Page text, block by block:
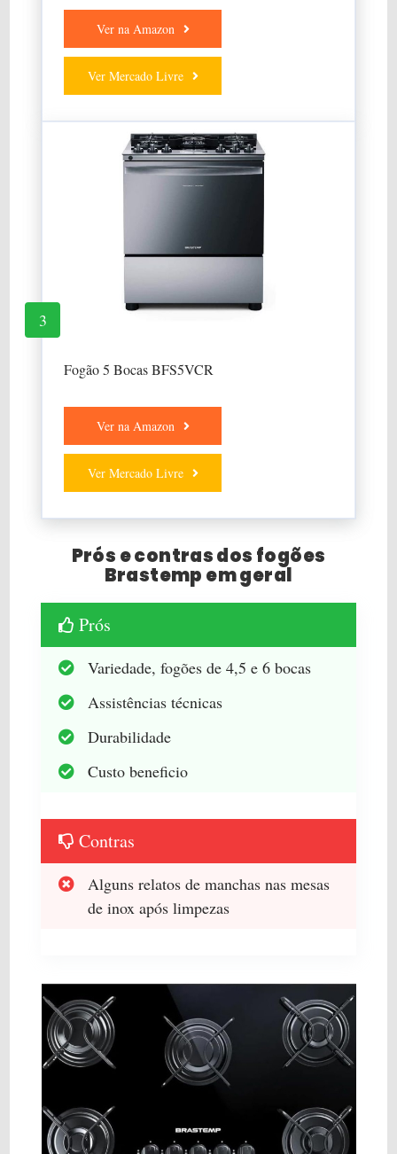
Ver na Amazon
Ver Mercado Livre
3
Fogão 5 Bocas BFS5VCR
Ver na Amazon
Ver Mercado Livre
Prós e contras dos fogões
Brastemp em geral
Prós
Variedade, fogões de 4,5 e 6 bocas
Assistências técnicas
Durabilidade
Custo beneficio
Contras
Alguns relatos de manchas nas mesas
de inox após limpezas